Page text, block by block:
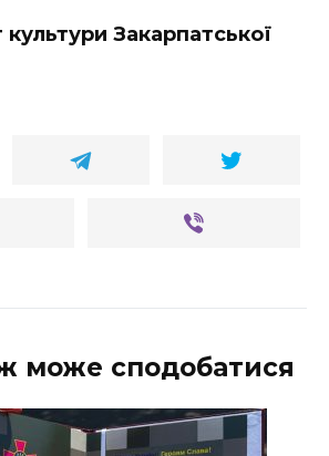
Закарпатської
може сподобатися